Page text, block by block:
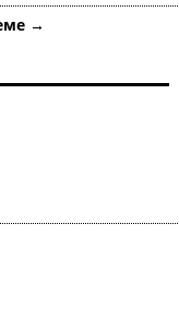
→